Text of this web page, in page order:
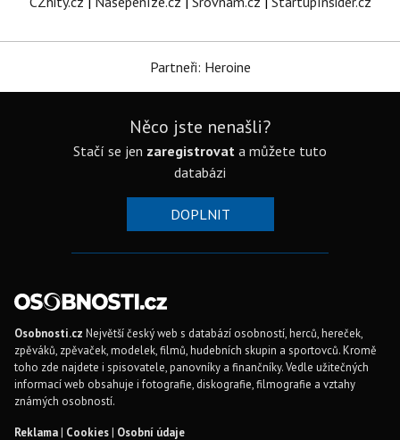
Partneři: Heroine
Něco jste nenašli?
Stačí se jen zaregistrovat a můžete tuto
databázi
DOPLNIT
Osobnosti.cz Největší český web s databází osobností, herců, hereček,
zpěváků, zpěvaček, modelek, filmů, hudebních skupin a sportovců. Kromě
toho zde najdete i spisovatele, panovníky a finančníky. Vedle užitečných
informací web obsahuje i fotografie, diskografie, filmografie a vztahy
známých osobností.
Reklama| Cookies| Osobní údaje